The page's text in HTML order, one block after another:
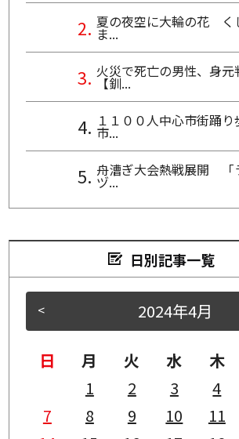
夏の夜空に大輪の花 く
ま...
火災で死亡の男性、身元
【釧...
１１００人中心市街踊
市...
舟漕ぎ大会熱戦展開 「
ヅ...
日別記事一覧
< 2024年4月
日 月 火 水 木
1
2 3 4
7
8 9 10 11